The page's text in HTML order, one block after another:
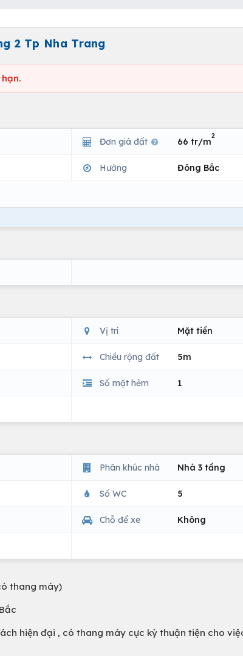
2 Tp Nha Trang
Đơn giá đất 66 tr/m
2
Hướng Đông Bắc
Vị trí Mặt tiền
Chiều rộng đất 5m
Số mặt hẻm 1
Phân khúc nhà Nhà 3 tầng
Số WC 5
Chỗ để xe Không
thang máy)
hiện đại , có thang máy cực kỳ thuận tiện cho